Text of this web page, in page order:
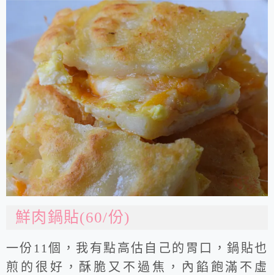
鮮肉鍋貼(60/份)
一份11個，我有點高估自己的胃口，鍋貼也
煎的很好，酥脆又不過焦，內餡飽滿不虛